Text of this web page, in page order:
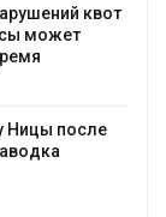
квот